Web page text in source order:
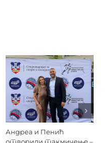
Андреа и Пенић